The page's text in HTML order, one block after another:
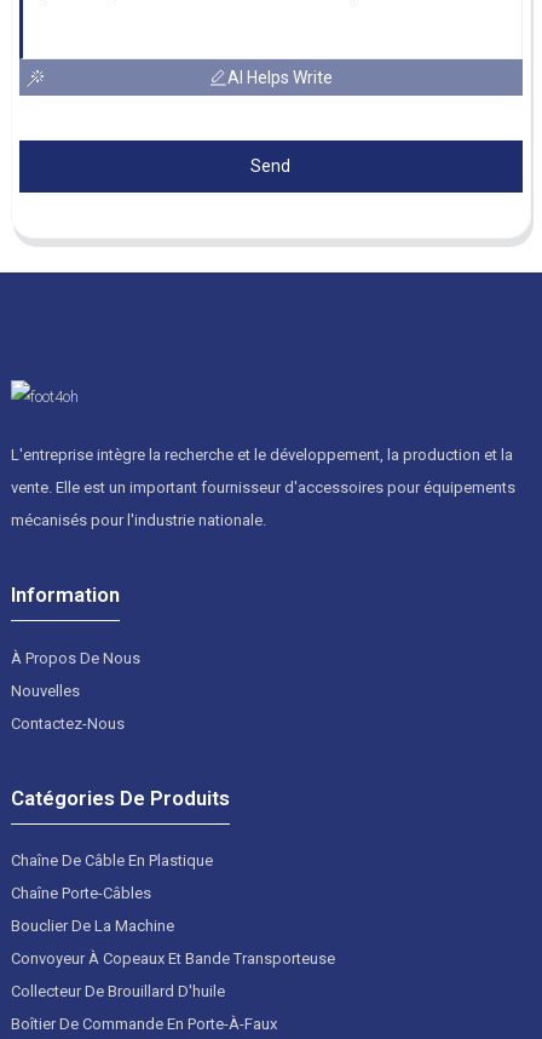
AI Helps Write
Send
L'entreprise intègre la recherche et le développement, la production et la
vente. Elle est un important fournisseur d'accessoires pour équipements
mécanisés pour l'industrie nationale.
Information
À Propos De Nous
Nouvelles
Contactez-Nous
Catégories De Produits
Chaîne De Câble En Plastique
Chaîne Porte-Câbles
Bouclier De La Machine
Convoyeur À Copeaux Et Bande Transporteuse
Collecteur De Brouillard D'huile
Boîtier De Commande En Porte-À-Faux